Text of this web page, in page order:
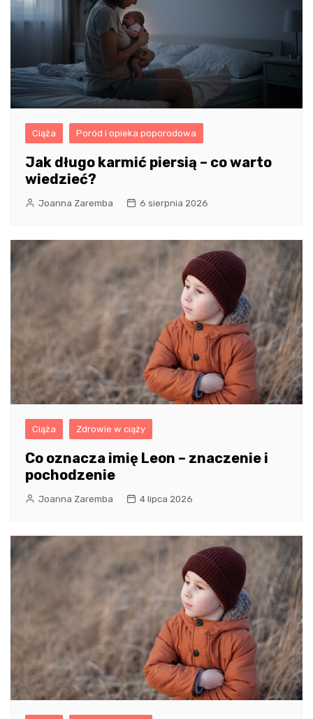
Ciąża Poród i opieka poporodowa
Jak długo karmić piersią – co warto
wiedzieć?
Joanna Zaremba 6 sierpnia 2026
Ciąża Zdrowie w ciąży
Co oznacza imię Leon – znaczenie i
pochodzenie
Joanna Zaremba 4 lipca 2026